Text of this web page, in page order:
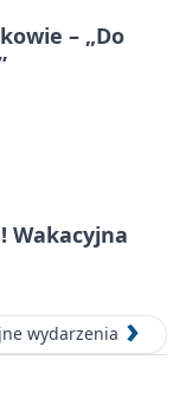
– „Do
Wakacyjna
wydarzenia